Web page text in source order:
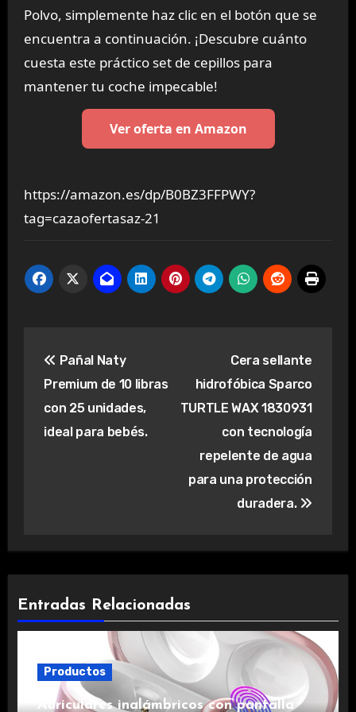
Polvo, simplemente haz clic en el botón que se
encuentra a continuación. ¡Descubre cuánto
cuesta este práctico set de cepillos para
mantener tu coche impecable!
Ver oferta en Amazon
https://amazon.es/dp/B0BZ3FFPWY?
tag=cazaofertasaz-21
de
entradas
Pañal Naty
Premium de 10 libras
con 25 unidades,
ideal para bebés.
Cera sellante
hidrofóbica Sparco
TURTLE WAX 1830931
con tecnología
repelente de agua
para una protección
duradera.
Entradas Relacionadas
Productos
Auriculares inalámbricos con pantalla